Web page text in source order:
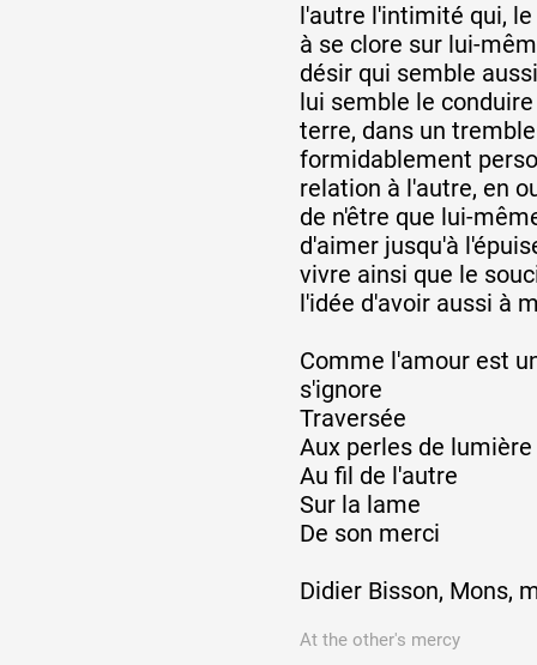
Candidaterl'autre l'intimité qui,
à se clore sur lui-
désir qui semble
lui semble le
terre, dans un
formidablement
relation à l'autre, en
de n'être que lui-
d'aimer jusqu'à
vivre ainsi que le
l'idée d'avoir aussi à
Comme l'amour est
s'ignore
Traversée
Aux perles de lumière
Au fil de l'autre
Sur la lame
De son merci
Didier Bisson, Mons,
At the other's mercy